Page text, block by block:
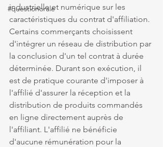
#questionorale
industrielle et numérique sur les
caractéristiques du contrat d'affiliation.
Certains commerçants choisissent
d'intégrer un réseau de distribution par
la conclusion d'un tel contrat à durée
déterminée. Durant son exécution, il
est de pratique courante d'imposer à
l'affilié d'assurer la réception et la
distribution de produits commandés
en ligne directement auprès de
l'affiliant. L'affilié ne bénéficie
d'aucune rémunération pour la